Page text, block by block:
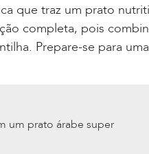
que traz um prato
completa, pois
Prepare-se para
um prato árabe super